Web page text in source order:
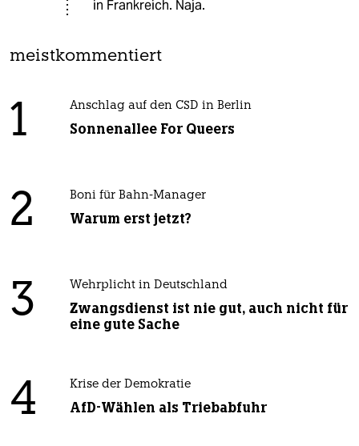
in Frankreich. Naja.
meistkommentiert
1 Anschlag auf den CSD in Berlin
Sonnenallee For Queers
2 Boni für Bahn-Manager
Warum erst jetzt?
3 Wehrplicht in Deutschland
Zwangsdienst ist nie gut, auch nicht für
eine gute Sache
4 Krise der Demokratie
AfD-Wählen als Triebabfuhr